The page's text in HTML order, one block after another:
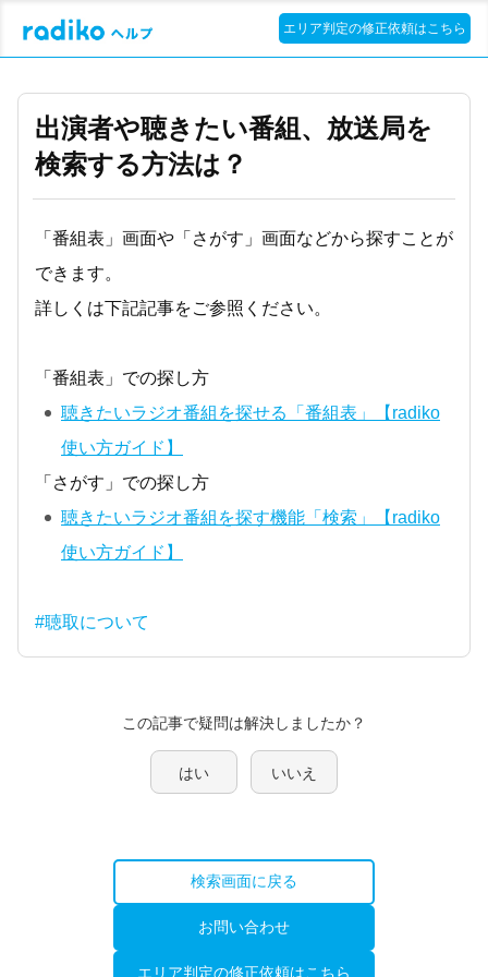
エリア判定の修正依頼はこちら
出演者や聴きたい番組、放送局を
検索する方法は？
「番組表」画面や「さがす」画面などから探すことが
できます。
詳しくは下記記事をご参照ください。
「番組表」での探し方
聴きたいラジオ番組を探せる「番組表」【radiko
使い方ガイド】
「さがす」での探し方
聴きたいラジオ番組を探す機能「検索」【radiko
使い方ガイド】
#聴取について
この記事で疑問は解決しましたか？
はい いいえ
検索画面に戻る
お問い合わせ
エリア判定の修正依頼はこちら